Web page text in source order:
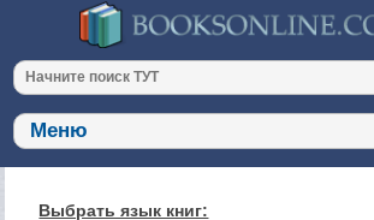
Выбрать язык книг: